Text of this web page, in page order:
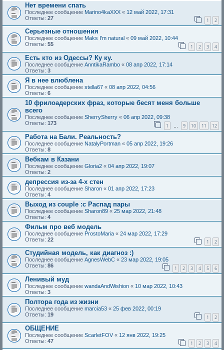
Нет времени спать
Последнее сообщение Marino4kaXXX « 12 май 2022, 17:31
Ответы: 27 1 2
Серьезные отношения
Последнее сообщение Maks I'm natural « 09 май 2022, 10:44
Ответы: 55 1 2 3 4
Есть кто из Одессы? Ку ку.
Последнее сообщение AnntikaRambo « 08 апр 2022, 17:14
Ответы: 3
Я в нее влюблена
Последнее сообщение stella67 « 08 апр 2022, 04:56
Ответы: 6
10 фрилоадерских фраз, которые бесят меня больше
всего
Последнее сообщение SherrySherry « 06 апр 2022, 09:38
Ответы: 173 1 … 9 10 11 12
Работа на Бали. Реальность?
Последнее сообщение NatalyPortman « 05 апр 2022, 19:26
Ответы: 8
Вебкам в Казани
Последнее сообщение Gloria2 « 04 апр 2022, 19:07
Ответы: 2
депрессия из-за 4-х стен
Последнее сообщение Sharon « 01 апр 2022, 17:23
Ответы: 4
Выход из couple :с Распад пары
Последнее сообщение Sharon89 « 25 мар 2022, 21:48
Ответы: 4
Фильм про веб модель
Последнее сообщение ProstoMaria « 24 мар 2022, 17:29
Ответы: 22 1 2
Студийная модель, как диагноз :)
Последнее сообщение AgnesWebC « 23 мар 2022, 19:05
Ответы: 86 1 2 3 4 5 6
Ленивый муд
Последнее сообщение wandaAndWishion « 10 мар 2022, 10:43
Ответы: 3
Полтора года из жизни
Последнее сообщение marcia53 « 25 фев 2022, 00:19
Ответы: 19 1 2
ОБЩЕНИЕ
Последнее сообщение ScarletFOV « 12 янв 2022, 19:25
Ответы: 47 1 2 3 4